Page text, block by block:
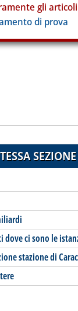
gli
di prova
SEZIONE
ci sono le
stazione di